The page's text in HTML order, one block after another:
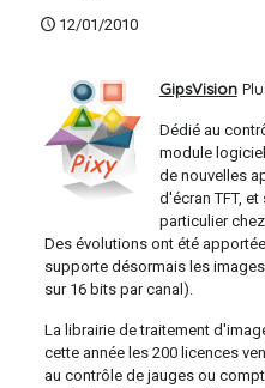
12/01/2010
GipsVision
Dédié au
module
de nouvelles
d'écran TFT,
particulier
Des évolutions ont été
supporte désormais les
sur 16 bits par canal).
La librairie de traitement
cette année les 200 licences
au contrôle de jauges ou